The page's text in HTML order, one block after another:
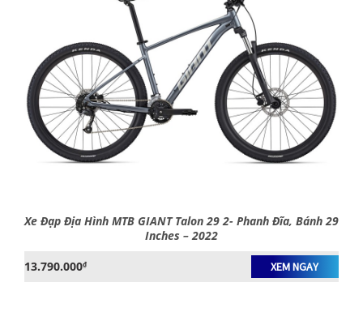
Xe Đạp Địa Hình MTB GIANT Talon 29 2- Phanh Đĩa, Bánh 29
Inches – 2022
13.790.000₫ XEM NGAY